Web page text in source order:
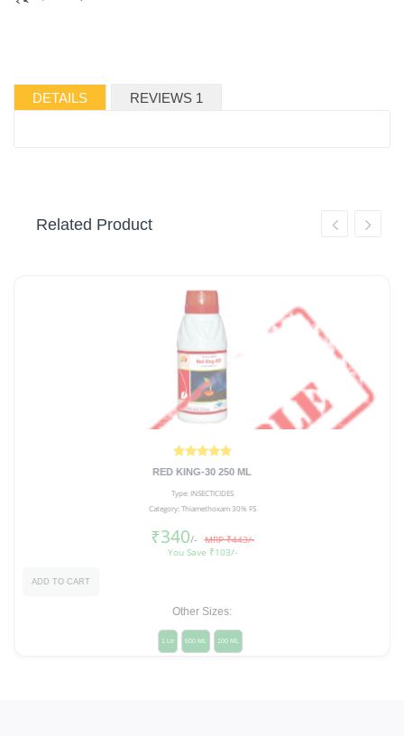
DETAILS REVIEWS 1
Related Product
RED KING-30 250 ML
Type: INSECTICIDES
Category: Thiamethoxam 30% FS
₹340/-
MRP ₹443/-
You Save ₹103/-
ADD TO CART
Other Sizes:
1 Ltr 500 ML 100 ML